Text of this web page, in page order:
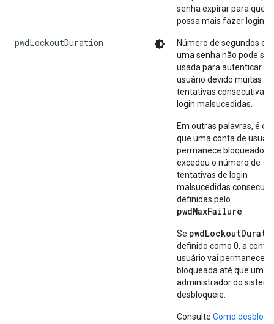
senha expirar para que
possa mais fazer login.
pwdLockoutDuration
Número de segundos
uma senha não pode ser
usada para autenticar o
usuário devido muitas
tentativas consecutivas
login malsucedidas.
Em outras palavras, é o
que uma conta de
permanece bloqueado
excedeu o número de
tentativas de login
malsucedidas
definidas pelo
pwdMaxFailure
Se
definido como 0, a conta
usuário vai permanecer
bloqueada até que um
administrador do
desbloqueie.
Consulte Como